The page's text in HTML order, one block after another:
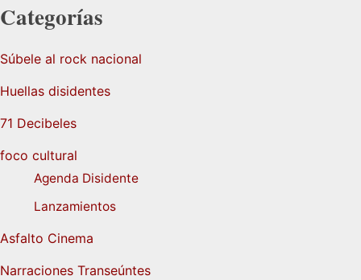
Categorías
Súbele al rock nacional
Huellas disidentes
71 Decibeles
foco cultural
Agenda Disidente
Lanzamientos
Asfalto Cinema
Narraciones Transeúntes